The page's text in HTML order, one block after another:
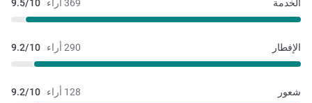
369 أراء 9.5/10 الخدمة
290 أراء 9.2/10 الإفطار
128 أراء 9.2/10 شعور